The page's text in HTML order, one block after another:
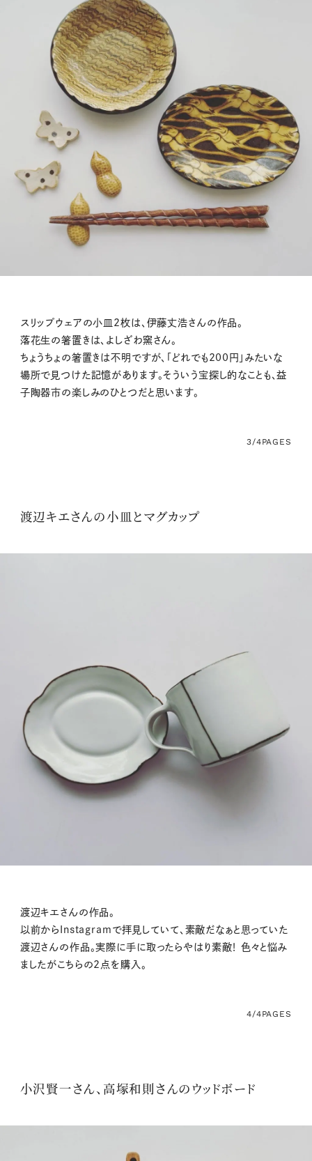
スリップウェアの小皿2枚は、伊藤丈浩さんの作品。
落花生の箸置きは、よしざわ窯さん。
ちょうちょの箸置きは不明ですが、「どれでも200円」みたいな
場所で見つけた記憶があります。そういう宝探し的なことも、益
子陶器市の楽しみのひとつだと思います。
3/4PAGES
渡辺キエさんの小皿とマグカップ
渡辺キエさんの作品。
以前からInstagramで拝見していて、素敵だなぁと思っていた
渡辺さんの作品。実際に手に取ったらやはり素敵！ 色々と悩み
ましたがこちらの2点を購入。
4/4PAGES
小沢賢一さん、高塚和則さんのウッドボード